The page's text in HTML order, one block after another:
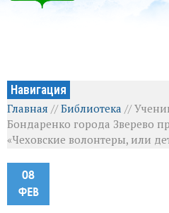
Навигация
Главная //Библиотека //
Бондаренко города Зверево
«Чеховские волонтеры, или
08
ФЕВ